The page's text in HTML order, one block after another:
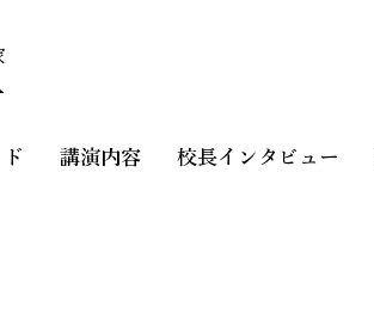
講演内容 校長インタビュー